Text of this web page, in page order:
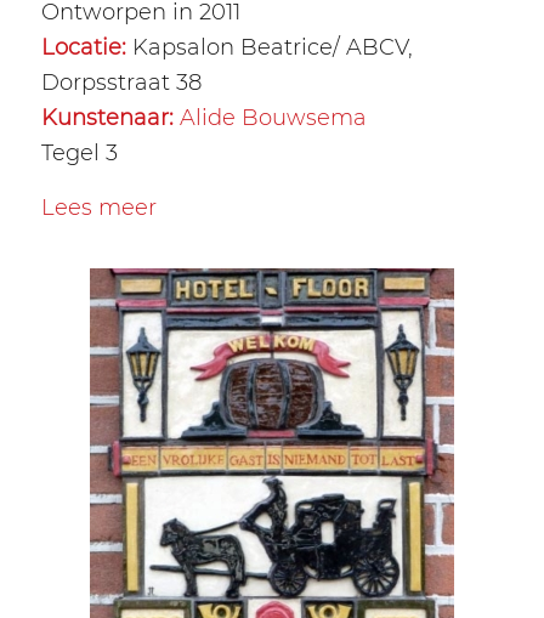
Ontworpen in 2011
Locatie:Kapsalon Beatrice/ ABCV,
Dorpsstraat 38
Kunstenaar: Alide Bouwsema
Tegel 3
Lees meer